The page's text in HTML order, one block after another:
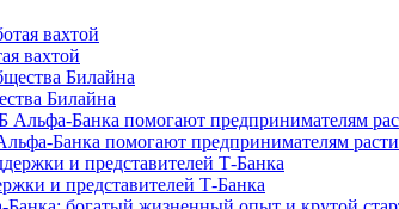
вахтой
Билайна
Банка помогают предпринимателям расти
и представителей Т-Банка